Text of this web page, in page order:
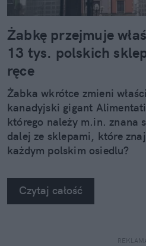
Żabkę przejmuje
13 tys. polskich
ręce
Żabka wkrótce zmieni
kanadyjski gigant
którego należy m.in. znana
dalej ze sklepami, które
każdym polskim osiedlu?
Czytaj całość